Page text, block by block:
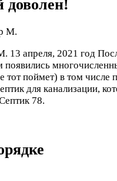
доволен!
13 апреля, 2021 год
появились
тот поймет) в том числе
для канализации,
78.